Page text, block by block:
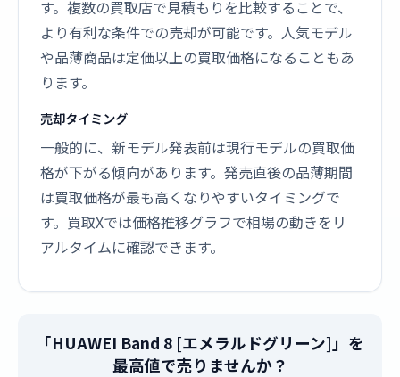
す。複数の買取店で見積もりを比較することで、
より有利な条件での売却が可能です。人気モデル
や品薄商品は定価以上の買取価格になることもあ
ります。
売却タイミング
一般的に、新モデル発表前は現行モデルの買取価
格が下がる傾向があります。発売直後の品薄期間
は買取価格が最も高くなりやすいタイミングで
す。買取Xでは価格推移グラフで相場の動きをリ
アルタイムに確認できます。
「HUAWEI Band 8 [エメラルドグリーン]」を
最高値で売りませんか？